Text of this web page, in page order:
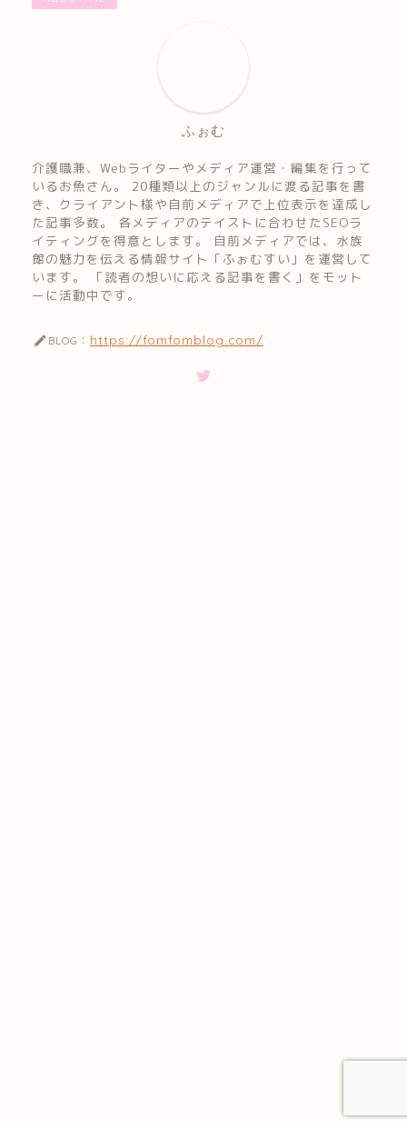
ふぉむ
介護職兼、Webライターやメディア運営・編集を行って
いるお魚さん。 20種類以上のジャンルに渡る記事を書
き、クライアント様や自前メディアで上位表示を達成し
た記事多数。 各メディアのテイストに合わせたSEOラ
イティングを得意とします。 自前メディアでは、水族
館の魅力を伝える情報サイト「ふぉむすい」を運営して
います。 「読者の想いに応える記事を書く」をモット
ーに活動中です。
BLOG： https://fomfomblog.com/